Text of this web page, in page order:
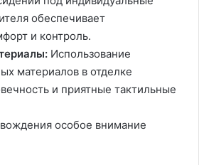
обеспечивает
и контроль.
Использование
материалов в отделке
и приятные тактильные
особое внимание